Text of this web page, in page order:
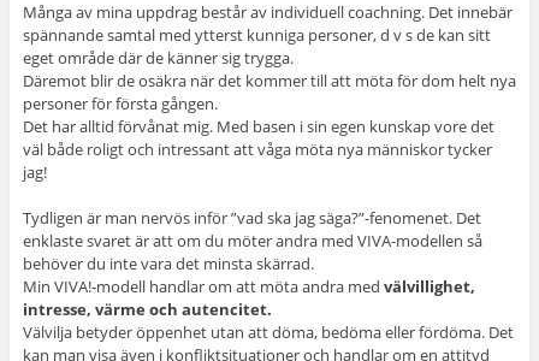
Många av mina uppdrag består av individuell coachning. Det innebär
spännande samtal med ytterst kunniga personer, d v s de kan sitt
eget område där de känner sig trygga.
Däremot blir de osäkra när det kommer till att möta för dom helt nya
personer för första gången.
Det har alltid förvånat mig. Med basen i sin egen kunskap vore det
väl både roligt och intressant att våga möta nya människor tycker
jag!
Tydligen är man nervös inför ”vad ska jag säga?”-fenomenet. Det
enklaste svaret är att om du möter andra med VIVA-modellen så
behöver du inte vara det minsta skärrad.
Min VIVA!-modell handlar om att möta andra med välvillighet,
intresse, värme och autencitet.
Välvilja betyder öppenhet utan att döma, bedöma eller fördöma. Det
kan man visa även i konfliktsituationer och handlar om en attityd